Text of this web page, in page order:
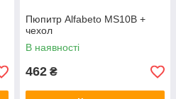
Пюпитр Alfabeto MS10B +
чехол
В наявності
462 ₴